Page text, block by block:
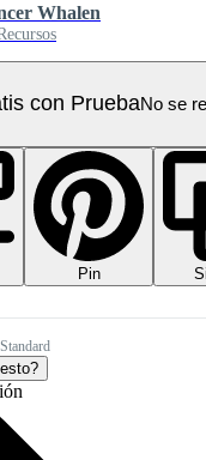
Whalen
con PruebaNo se
Pin